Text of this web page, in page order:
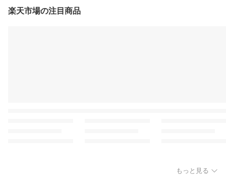
楽天市場の注目商品
もっと見る